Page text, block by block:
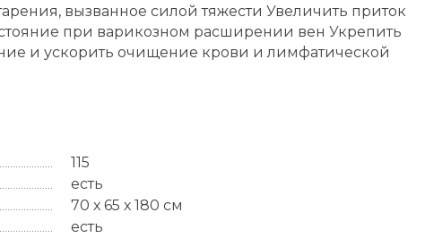
вызванное силой тяжести Увеличить приток
при варикозном расширении вен Укрепить
и ускорить очищение крови и лимфатической
115
есть
70 х 65 х 180 см
есть